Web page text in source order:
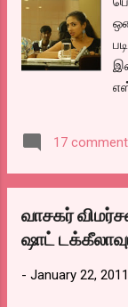
17
வாசகர்
ஷாட்
- January 22, 2011